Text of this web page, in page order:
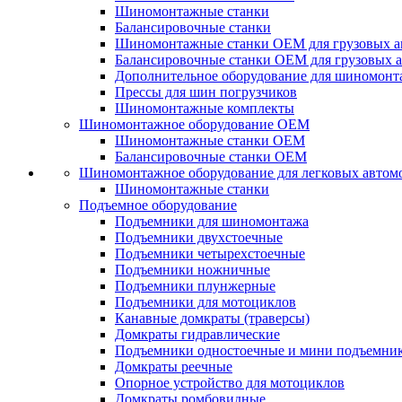
Шиномонтажные станки
Балансировочные станки
Шиномонтажные станки ОЕМ для грузовых
Балансировочные станки ОЕМ для грузовых
Дополнительное оборудование для
Прессы для шин погрузчиков
Шиномонтажные комплекты
Шиномонтажное оборудование ОЕМ
Шиномонтажные станки ОЕМ
Балансировочные станки ОЕМ
Шиномонтажное оборудование для легковых
Шиномонтажные станки
Подъемное оборудование
Подъемники для шиномонтажа
Подъемники двухстоечные
Подъемники четырехстоечные
Подъемники ножничные
Подъемники плунжерные
Подъемники для мотоциклов
Канавные домкраты (траверсы)
Домкраты гидравлические
Подъемники одностоечные и мини
Домкраты реечные
Опорное устройство для мотоциклов
Домкраты ромбовидные